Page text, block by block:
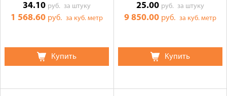
34.10 руб.за штуку
1 568.60 руб.за куб. метр
Купить
25.00 руб. за штуку
9 850.00 руб. за куб. метр
Купить